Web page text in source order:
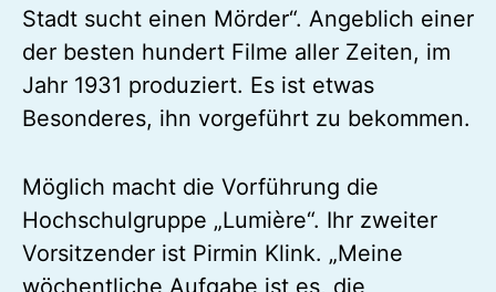
Stadt sucht einen Mörder“. Angeblich einer
der besten hundert Filme aller Zeiten, im
Jahr 1931 produziert. Es ist etwas
Besonderes, ihn vorgeführt zu bekommen.
Möglich macht die Vorführung die
Hochschulgruppe „Lumière“. Ihr zweiter
Vorsitzender ist Pirmin Klink. „Meine
wöchentliche Aufgabe ist es, die